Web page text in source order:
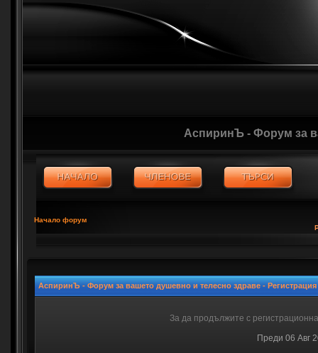
АспиринЪ - Форум за
Начало форум
АспиринЪ - Форум за вашето душевно и телесно здраве - Регистрация
За да продължите с
Преди 06 Авг